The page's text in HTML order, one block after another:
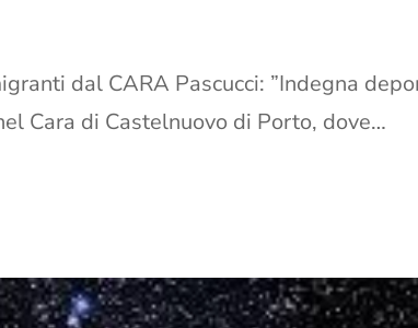
dal CARA Pascucci: ”Indegna
Cara di Castelnuovo di Porto, dove…